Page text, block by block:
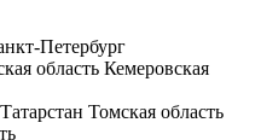
Петербург
область Кемеровская
Томская область